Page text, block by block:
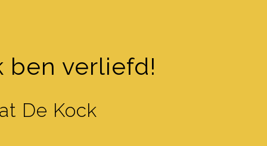
ben verliefd!
De Kock